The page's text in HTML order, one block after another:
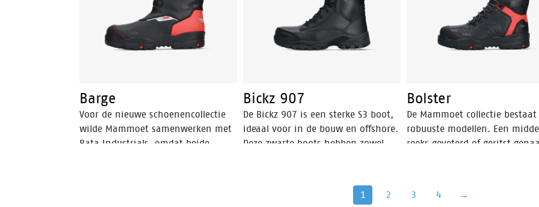
van PU-PU en is SRC gecertificeerd.
Deze veiligheidsschoen is bestand
tegen hete en koude temperaturen.
Barge
Voor de nieuwe schoenencollectie
wilde Mammoet samenwerken met
Bata Industrials, omdat beide
Bickz 907
De Bickz 907 is een sterke S3 boot,
ideaal voor in de bouw en offshore.
Deze zwarte boots hebben zowel
Bolster
De Mammoet collectie
robuuste modellen. Een
reeks geveterd of geritst
of rits. En last but not least de
1 2 3 4 →